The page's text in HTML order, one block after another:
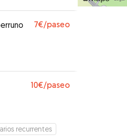
7€/paseo
10€/paseo
recurrentes